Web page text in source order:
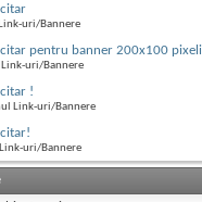
uri/Bannere
pentru banner 200x100 pixeli
uri/Bannere
!
Link-uri/Bannere
uri/Bannere